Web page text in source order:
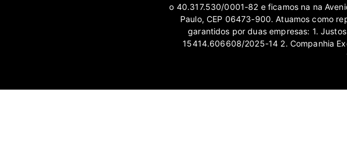
o 40.317.530/0001-82 e ficamos na na
Paulo, CEP 06473-900. Atuamos como
garantidos por duas empresas: 1.
15414.606608/2025-14 2. Companhia